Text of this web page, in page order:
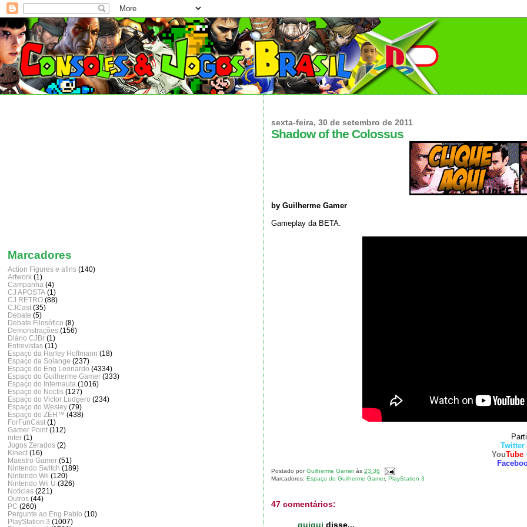
sexta-feira, 30 de setembro de 2011
Shadow of the Colossus
by Guilherme Gamer
Gameplay da BETA.
Twitter
YouTube
Postado porGuilherme Gameràs23:36
Marcadores:Espaço do Guilherme Gamer,PlayStation 3
47 comentários:
guigui disse...
Marcadores
Action Figures e afins (140)
Artwork (1)
Campanha (4)
CJ APOSTA (1)
CJ RETRO (88)
CJCast (35)
Debate (5)
Debate Filosófico (8)
Demonstrações (156)
Diário CJBr (1)
Entrevistas (11)
Espaço da Harley Hoffmann (18)
Espaço da Solange (237)
Espaço do Eng Leonardo (4334)
Espaço do Guilherme Gamer (333)
Espaço do Internauta (1016)
Espaço do Noctis (127)
Espaço do Victor Ludgero (234)
Espaço do Wesley (79)
Espaço do ZÈH™ (438)
ForFunCast (1)
Gamer Point (112)
inter (1)
Jogos Zerados (2)
Kinect (16)
Maestro Gamer (51)
Nintendo Switch (189)
Nintendo Wii (120)
Nintendo Wii U (326)
Notícias (221)
Outros (44)
PC (260)
Pergunte ao Eng Pablo (10)
PlayStation 3 (1007)